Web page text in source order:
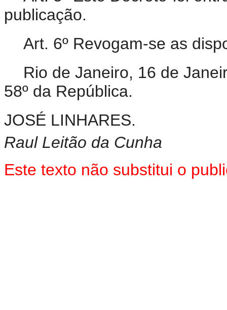
publicação.
Art. 6º Revogam-se as
Rio de Janeiro, 16 de
58º da República.
JOSÉ LINHARES.
Raul Leitão da Cunha
Este texto não substitui o